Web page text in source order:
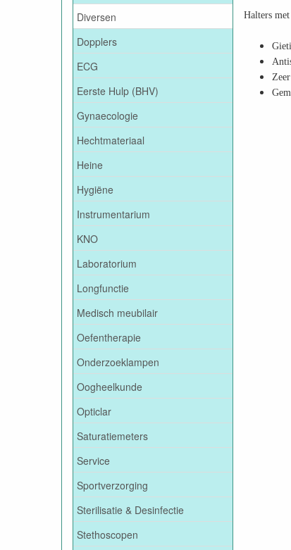
Diversen
Dopplers
ECG
Eerste Hulp (BHV)
Gynaecologie
Hechtmateriaal
Heine
Hygiëne
Instrumentarium
KNO
Laboratorium
Longfunctie
Medisch meubilair
Oefentherapie
Onderzoeklampen
Oogheelkunde
Opticlar
Saturatiemeters
Service
Sportverzorging
Sterilisatie & Desinfectie
Stethoscopen
Halters